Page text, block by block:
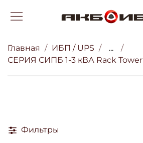
Главная ИБП / UPS
...
СЕРИЯ СИПБ 1-3 кВА Rack Tower
Фильтры